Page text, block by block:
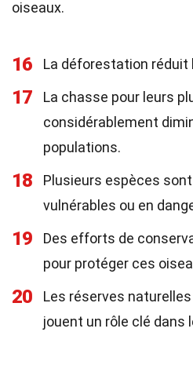
oiseaux.
16 La déforestation réduit
17
La chasse pour leurs
considérablement
populations.
18
Plusieurs espèces
vulnérables ou en
19
Des efforts de
pour protéger ces
20
Les réserves
jouent un rôle clé dans